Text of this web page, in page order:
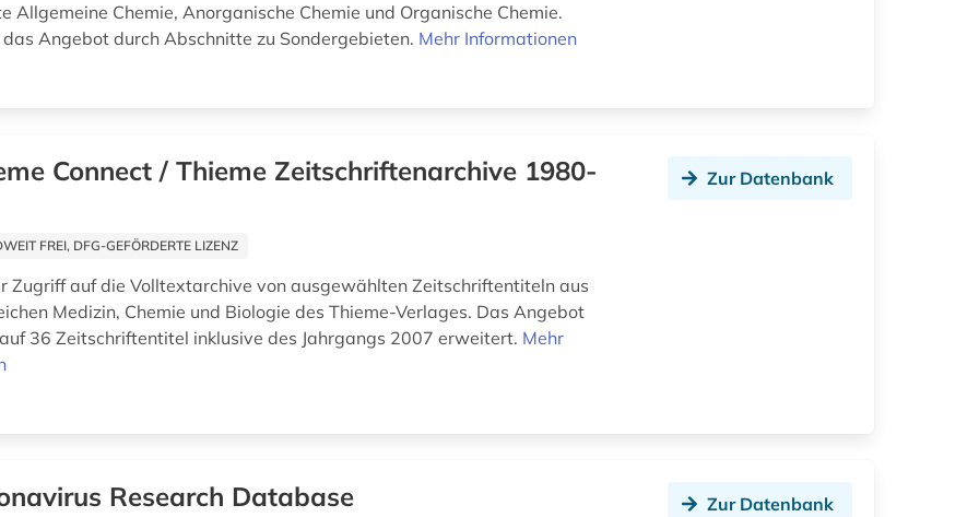
Allgemeine Chemie, Anorganische Chemie und Organische Chemie.
Angebot durch Abschnitte zu Sondergebieten. Mehr Informationen
Connect / Thieme Zeitschriftenarchive 1980-
FREI, DFG-GEFÖRDERTE LIZENZ
Zugriff auf die Volltextarchive von ausgewählten Zeitschriftentiteln aus
Medizin, Chemie und Biologie des Thieme-Verlages. Das Angebot
36 Zeitschriftentitel inklusive des Jahrgangs 2007 erweitert. Mehr
Zur Datenbank
Research Database Zur Datenbank